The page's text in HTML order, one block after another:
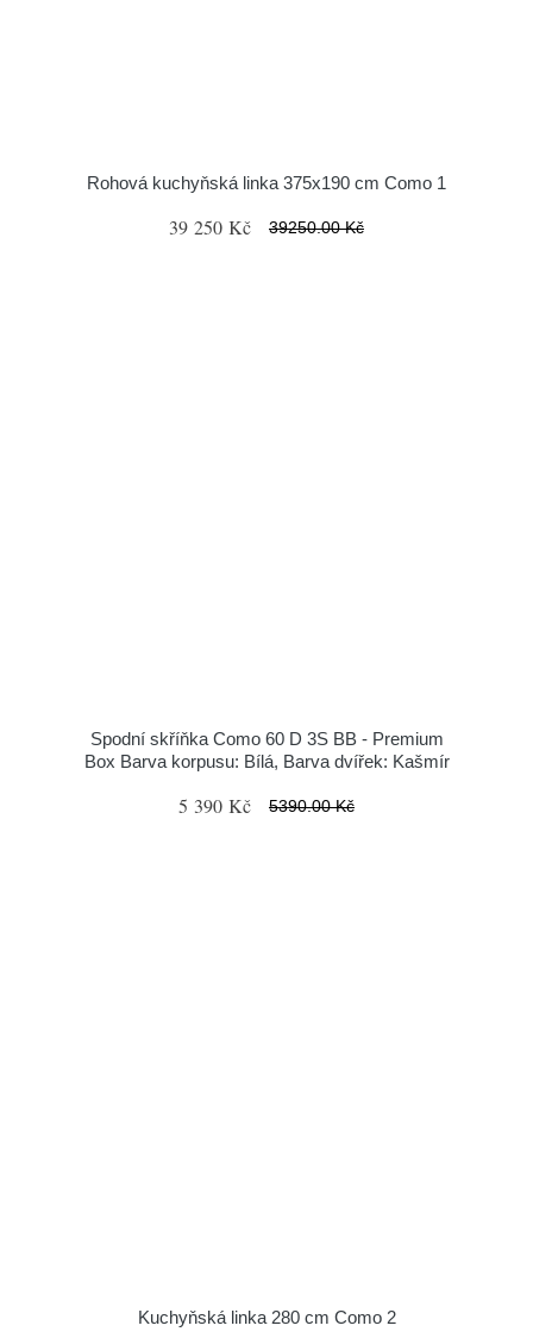
Rohová kuchyňská linka 375x190 cm Como 1
39 250 Kč 39250.00 Kč
Spodní skříňka Como 60 D 3S BB - Premium
Box Barva korpusu: Bílá, Barva dvířek: Kašmír
5 390 Kč 5390.00 Kč
Kuchyňská linka 280 cm Como 2